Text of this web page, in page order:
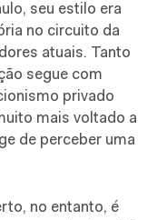
seu estilo era
no circuito da
atuais. Tanto
segue com
privado
mais voltado a
de perceber uma
no entanto, é